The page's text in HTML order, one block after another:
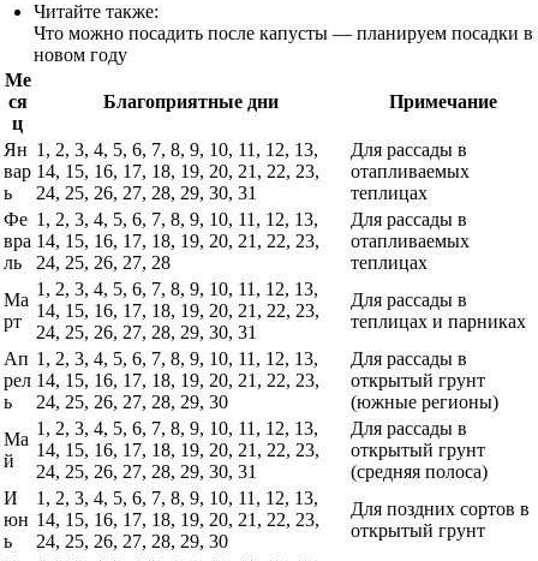
Читайте также:
Что можно посадить после капусты — планируем посадки в
новом году
Ме
ся
ц
Благоприятные дни Примечание
Ян
вар
ь
1, 2, 3, 4, 5, 6, 7, 8, 9, 10, 11, 12, 13,
14, 15, 16, 17, 18, 19, 20, 21, 22, 23,
24, 25, 26, 27, 28, 29, 30, 31
Для рассады в
отапливаемых
теплицах
Фе
вра
ль
1, 2, 3, 4, 5, 6, 7, 8, 9, 10, 11, 12, 13,
14, 15, 16, 17, 18, 19, 20, 21, 22, 23,
24, 25, 26, 27, 28
Для рассады в
отапливаемых
теплицах
Ма
рт
1, 2, 3, 4, 5, 6, 7, 8, 9, 10, 11, 12, 13,
14, 15, 16, 17, 18, 19, 20, 21, 22, 23,
24, 25, 26, 27, 28, 29, 30, 31
Для рассады в
теплицах и парниках
Ап
рел
ь
1, 2, 3, 4, 5, 6, 7, 8, 9, 10, 11, 12, 13,
14, 15, 16, 17, 18, 19, 20, 21, 22, 23,
24, 25, 26, 27, 28, 29, 30
Для рассады в
открытый грунт
(южные регионы)
Ма
й
1, 2, 3, 4, 5, 6, 7, 8, 9, 10, 11, 12, 13,
14, 15, 16, 17, 18, 19, 20, 21, 22, 23,
24, 25, 26, 27, 28, 29, 30, 31
Для рассады в
открытый грунт
(средняя полоса)
И
юн
ь
1, 2, 3, 4, 5, 6, 7, 8, 9, 10, 11, 12, 13,
14, 15, 16, 17, 18, 19, 20, 21, 22, 23,
24, 25, 26, 27, 28, 29, 30
Для поздних сортов в
открытый грунт